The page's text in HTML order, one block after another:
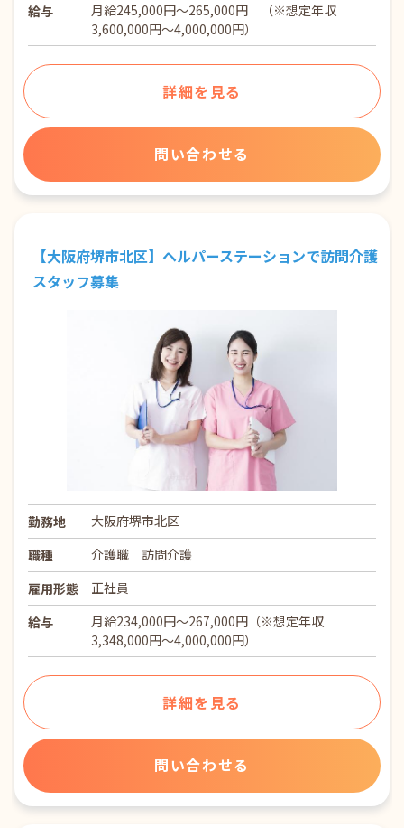
給与
月給245,000円～265,000円 （※想定年収
3,600,000円～4,000,000円）
詳細を見る
問い合わせる
【大阪府堺市北区】ヘルパーステーションで訪問介護
スタッフ募集
勤務地
大阪府堺市北区
職種
介護職 訪問介護
雇用形態
正社員
給与
月給234,000円～267,000円（※想定年収
3,348,000円～4,000,000円）
詳細を見る
問い合わせる